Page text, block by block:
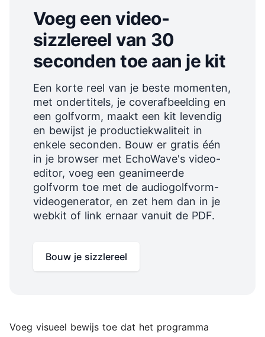
Voeg een video-
sizzlereel van 30
seconden toe aan je kit
Een korte reel van je beste momenten,
met ondertitels, je coverafbeelding en
een golfvorm, maakt een kit levendig
en bewijst je productiekwaliteit in
enkele seconden. Bouw er gratis één
in je browser met EchoWave's video-
editor, voeg een geanimeerde
golfvorm toe met de audiogolfvorm-
videogenerator, en zet hem dan in je
webkit of link ernaar vanuit de PDF.
Bouw je sizzlereel
Voeg visueel bewijs toe dat het programma